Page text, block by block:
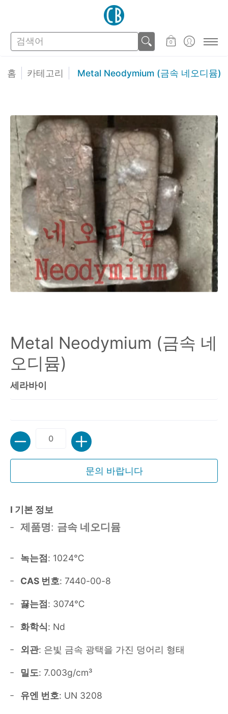
검색어 0
홈 카테고리 Metal Neodymium (금속 네오디뮴)
Metal Neodymium (금속 네
오디뮴)
세라바이
수량
문의 바랍니다
Ⅰ 기본 정보
제품명: 금속 네오디뮴
녹는점 : 1024℃
CAS 번호: 7440-00-8
끓는점 : 3074℃
화학식: Nd
외관: 은빛 금속 광택을 가진 덩어리 형태
밀도: 7.003g/cm³
유엔 번호: UN 3208